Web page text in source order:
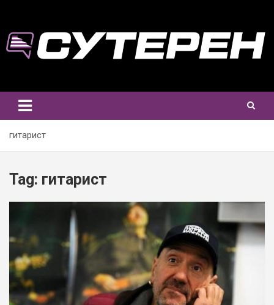
content
гитарист
Tag: гитарист